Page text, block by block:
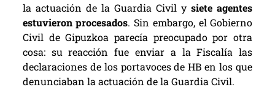
la actuación de la Guardia Civil ysiete agentes
estuvieron procesados. Sin embargo, el Gobierno
Civil de Gipuzkoa parecía preocupado por otra
cosa: su reacción fue enviar a la Fiscalía las
declaraciones de los portavoces de HB en los que
denunciaban la actuación de la Guardia Civil.